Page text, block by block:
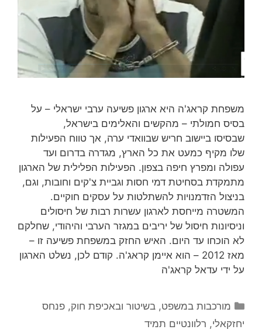
משפחת קראג'ה היא ארגון פשיעה ערבי ישראלי – על
בסיס חמולתי – מהקשים והאלימים בישראל,
שבסיסו ביישוב חריש שבוואדי ערה, אך טווח הפעילות
שלו מקיף כמעט את כל הארץ, מגדרה בדרום ועד
עפולה ומפרץ חיפה בצפון. הפעילות הפלילית של הארגון
מתמקדת בסחיטת דמי חסות וגביית צ'קים וחובות, וגם,
בניצול הזדמנויות להשתלטות על עסקים חוקיים.
המשטרה מייחסת לארגון עשרות רבות של חיסולים
וניסיונות חיסול של יריבים במגזר הערבי והיהודי, שחלקם
לא הוכחו עד היום. האיש החזק במשפחת פשיעה זו –
מאז 2012 – הוא איימן קראג'ה. קודם לכן, נשלט הארגון
על ידי עדאל קראג'ה
קטגוריות
מורכבות במשפט, בשיטור ובאכיפת חוק,פנחס
יחזקאלי, רלוונטיים תמיד